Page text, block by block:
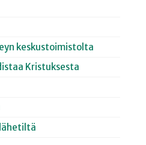
keskustoimistolta
Kristuksesta